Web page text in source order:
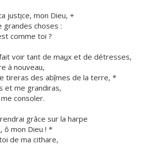
justice, mon Dieu, +
grandes choses :
comme toi ?
voir tant de maux et de détresses,
à nouveau,
tireras des abîmes de la terre, *
et me grandiras,
consoler.
grâce sur la harpe
, ô mon Dieu ! *
de ma cithare,